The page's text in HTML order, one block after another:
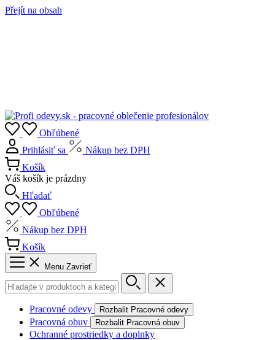
Přejít na obsah
Obľúbené
Prihlásiť sa
Nákup bez DPH
Košík
Váš košík je prázdny
Hľadať
Obľúbené
Nákup bez DPH
Košík
Menu Zavrieť
Pracovné odevy Rozbalit Pracovné odevy
Pracovná obuv Rozbalit Pracovná obuv
Ochranné prostriedky a doplnky